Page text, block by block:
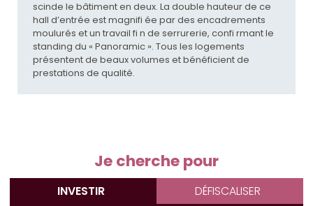
scinde le bâtiment en deux. La double hauteur de ce
hall d’entrée est magnifi ée par des encadrements
moulurés et un travail fi n de serrurerie, confi rmant le
standing du « Panoramic ». Tous les logements
présentent de beaux volumes et bénéficient de
prestations de qualité.
Je cherche pour
INVESTIR DÉFISCALISER